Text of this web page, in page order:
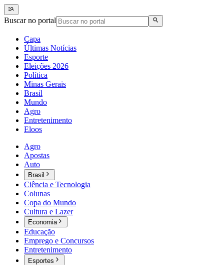
Buscar no portal
Capa
Últimas Notícias
Esporte
Eleições 2026
Política
Minas Gerais
Brasil
Mundo
Agro
Entretenimento
Eloos
Agro
Apostas
Auto
Brasil
Ciência e Tecnologia
Colunas
Copa do Mundo
Cultura e Lazer
Economia
Educação
Emprego e Concursos
Entretenimento
Esportes